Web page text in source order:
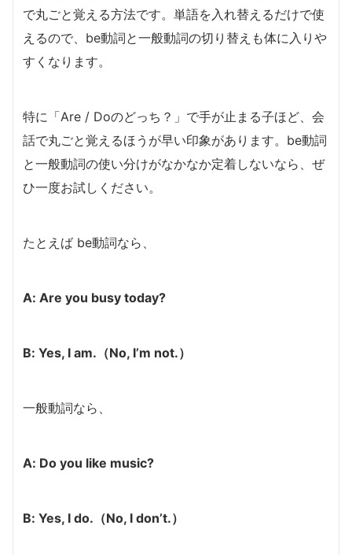
で丸ごと覚える方法です。単語を入れ替えるだけで使
えるので、be動詞と一般動詞の切り替えも体に入りや
すくなります。
特に「Are / Doのどっち？」で手が止まる子ほど、会
話で丸ごと覚えるほうが早い印象があります。be動詞
と一般動詞の使い分けがなかなか定着しないなら、ぜ
ひ一度お試しください。
たとえば be動詞なら、
A: Are you busy today?
B: Yes, I am.（No, I’m not.）
一般動詞なら、
A: Do you like music?
B: Yes, I do.（No, I don’t.）